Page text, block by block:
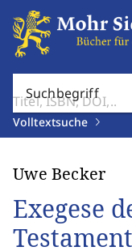
Suchbegriff
Volltextsuche
Uwe Becker
Exegese